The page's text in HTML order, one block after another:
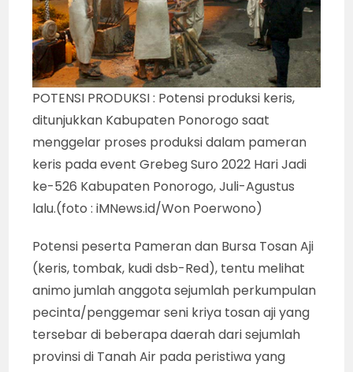
POTENSI PRODUKSI : Potensi produksi keris,
ditunjukkan Kabupaten Ponorogo saat
menggelar proses produksi dalam pameran
keris pada event Grebeg Suro 2022 Hari Jadi
ke-526 Kabupaten Ponorogo, Juli-Agustus
lalu.(foto : iMNews.id/Won Poerwono)
Potensi peserta Pameran dan Bursa Tosan Aji
(keris, tombak, kudi dsb-Red), tentu melihat
animo jumlah anggota sejumlah perkumpulan
pecinta/penggemar seni kriya tosan aji yang
tersebar di beberapa daerah dari sejumlah
provinsi di Tanah Air pada peristiwa yang